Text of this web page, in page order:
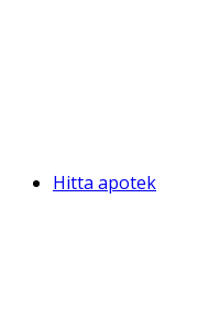
Hitta apotek